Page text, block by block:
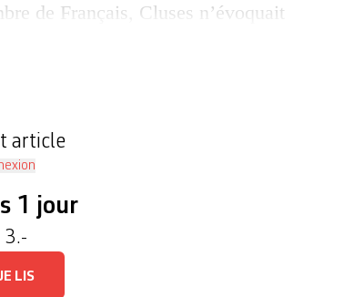
de Français, Cluses n’évoquait
article
1 jour
3.-
LIS